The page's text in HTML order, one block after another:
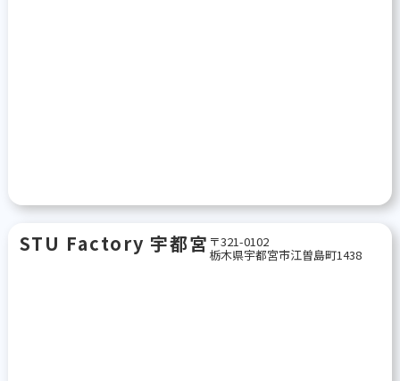
STU Factory 宇都宮 〒321-0102
栃木県宇都宮市江曽島町1438